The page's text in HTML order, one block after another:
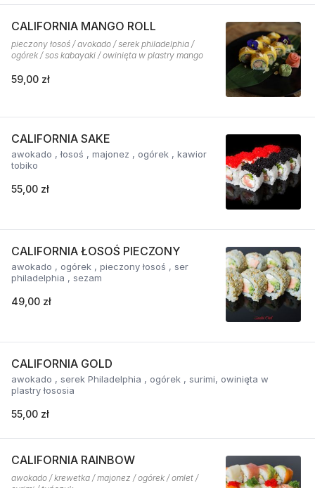
CALIFORNIA MANGO ROLL
pieczony łosoś / avokado / serek philadelphia /
ogórek / sos kabayaki / owinięta w plastry mango
59,00 zł
CALIFORNIA SAKE
awokado , łosoś , majonez , ogórek , kawior
tobiko
55,00 zł
CALIFORNIA ŁOSOŚ PIECZONY
awokado , ogórek , pieczony łosoś , ser
philadelphia , sezam
49,00 zł
CALIFORNIA GOLD
awokado , serek Philadelphia , ogórek , surimi, owinięta w
plastry łososia
55,00 zł
CALIFORNIA RAINBOW
awokado / krewetka / majonez / ogórek / omlet /